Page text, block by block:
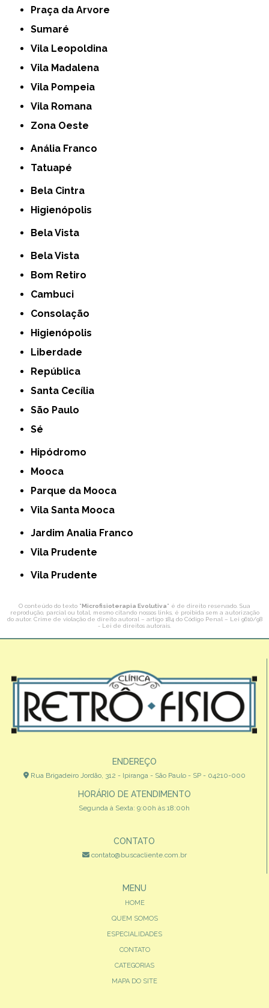
Praça da Arvore
Sumaré
Vila Leopoldina
Vila Madalena
Vila Pompeia
Vila Romana
Zona Oeste
Anália Franco
Tatuapé
Bela Cintra
Higienópolis
Bela Vista
Bela Vista
Bom Retiro
Cambuci
Consolação
Higienópolis
Liberdade
República
Santa Cecília
São Paulo
Sé
Hipódromo
Mooca
Parque da Mooca
Vila Santa Mooca
Jardim Analia Franco
Vila Prudente
Vila Prudente
O conteúdo do texto " Microfisioterapia Evolutiva" é de direito reservado. Sua
reprodução, parcial ou total, mesmo citando nossos links, é proibida sem a autorização
do autor. Crime de violação de direito autoral – artigo 184 do Código Penal – Lei 9610/98
- Lei de direitos autorais.
ENDEREÇO
Rua Brigadeiro Jordão, 312 - Ipiranga - São Paulo - SP - 04210-000
HORÁRIO DE ATENDIMENTO
Segunda à Sexta: 9:00h às 18:00h
CONTATO
contato@buscacliente.com.br
MENU
HOME
QUEM SOMOS
ESPECIALIDADES
CONTATO
CATEGORIAS
MAPA DO SITE